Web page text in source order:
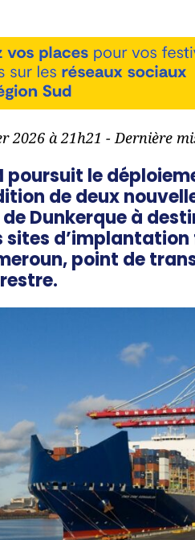
2026 à 21h21 - Dernière
poursuit le
de deux
Dunkerque à
point de